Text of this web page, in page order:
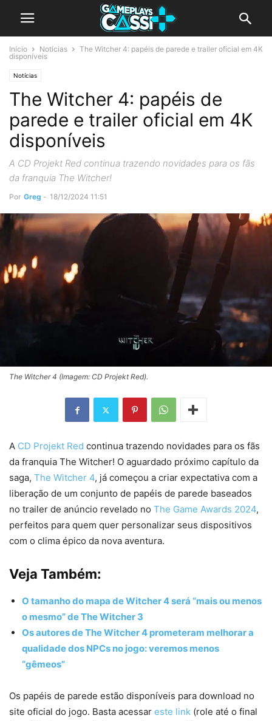
Início Notícias
The Witcher 4: papéis de parede e trailer oficial em 4K
disponíveis
Notícias
The Witcher 4: papéis de
parede e trailer oficial em 4K
disponíveis
A CD Projekt Red continua trazendo novidades para os fãs
da franquia The Witcher!
Por Greg - 18/12/2024 11:51
The Witcher 4 (Imagem: CD Projekt Red).
A CD Projekt Red continua trazendo novidades para os fãs
da franquia The Witcher! O aguardado próximo capítulo da
saga, The Witcher 4, já começou a criar expectativa com a
liberação de um conjunto de papéis de parede baseados
no trailer de anúncio revelado no The Game Awards 2024,
perfeitos para quem quer personalizar seus dispositivos
com o clima épico da nova aventura.
Veja Também:
O tamanho do mapa de Witcher 4 será “mais ou menos
o mesmo” de The Witcher 3
Os autores de The Witcher 4 prometeram melhorar a
qualidade dos NPCs no jogo: veremos menos
“gêmeos”
Os papéis de parede estão disponíveis para download no
site oficial do jogo. Basta acessar este link (role até o final